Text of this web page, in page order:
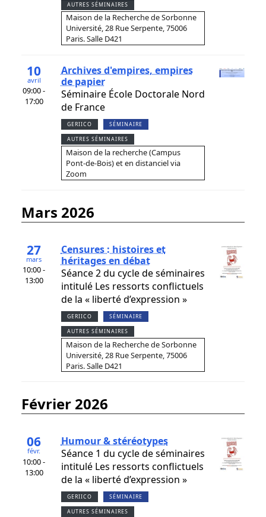
AUTRES SÉMINAIRES
Maison de la Recherche de Sorbonne
Université, 28 Rue Serpente, 75006
Paris. Salle D421
10
avril
09:00 -
17:00
Archives d'empires, empires
de papier
Séminaire École Doctorale Nord
de France
GERIICO SÉMINAIRE
AUTRES SÉMINAIRES
Maison de la recherche (Campus
Pont-de-Bois) et en distanciel via
Zoom
mars 2026
27
mars
10:00 -
13:00
Censures : histoires et
héritages en débat
Séance 2 du cycle de séminaires
intitulé Les ressorts conflictuels
de la « liberté d’expression »
GERIICO SÉMINAIRE
AUTRES SÉMINAIRES
Maison de la Recherche de Sorbonne
Université, 28 Rue Serpente, 75006
Paris. Salle D421
février 2026
06
févr.
10:00 -
13:00
Humour & stéréotypes
Séance 1 du cycle de séminaires
intitulé Les ressorts conflictuels
de la « liberté d’expression »
GERIICO SÉMINAIRE
AUTRES SÉMINAIRES